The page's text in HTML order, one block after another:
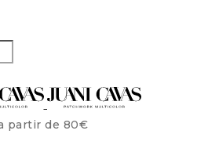
partir de 80€